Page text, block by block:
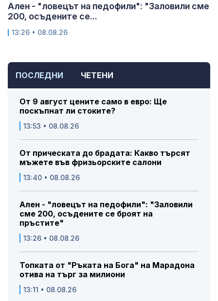
ПОСЛЕДНИ ЧЕТЕНИ
От 9 август цените само в евро: Ще
поскъпнат ли стоките?
13:53 • 08.08.26
От прическата до брадата: Какво търсят
мъжете във фризьорските салони
13:40 • 08.08.26
Ален - "ловецът на педофили": "Заловили
сме 200, осъдените се броят на
пръстите"
13:26 • 08.08.26
Топката от "Ръката на Бога" на Марадона
отива на търг за милиони
13:11 • 08.08.26
Ален - "ловецът на педофили": "Заловили сме
200, осъдените се...
13:26 • 08.08.26